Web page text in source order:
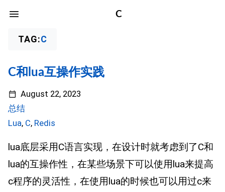
C
TAG:C
C和lua互操作实践
August 22, 2023
总结
Lua, C, Redis
lua底层采用C语言实现，在设计时就考虑到了C和
lua的互操作性，在某些场景下可以使用lua来提高
c程序的灵活性，在使用lua的时候也可以用过c来